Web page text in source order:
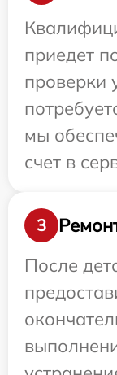
приедет
проверки
мы
счет в
3
После